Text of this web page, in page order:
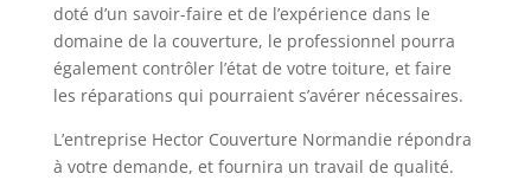
doté d’un savoir-faire et de l’expérience dans le
domaine de la couverture, le professionnel pourra
également contrôler l’état de votre toiture, et faire
les réparations qui pourraient s’avérer nécessaires.
L’entreprise Hector Couverture Normandie répondra
à votre demande, et fournira un travail de qualité.